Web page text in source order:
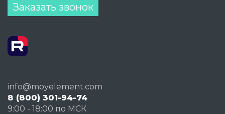
Заказать звонок
info@moyelement.com
8 (800) 301-94-74
9:00 - 18:00 по МСК